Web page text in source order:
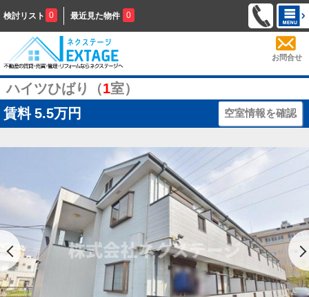
検討リスト 0 最近見た物件 0
お問合せ
ハイツひばり（1室）
賃料 5.5万円 空室情報を確認